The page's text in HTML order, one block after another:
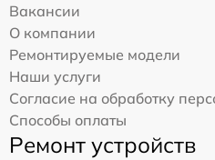
Вакансии
О компании
Ремонтируемые модели
Наши услуги
Согласие на обработку
Способы оплаты
Ремонт устройств